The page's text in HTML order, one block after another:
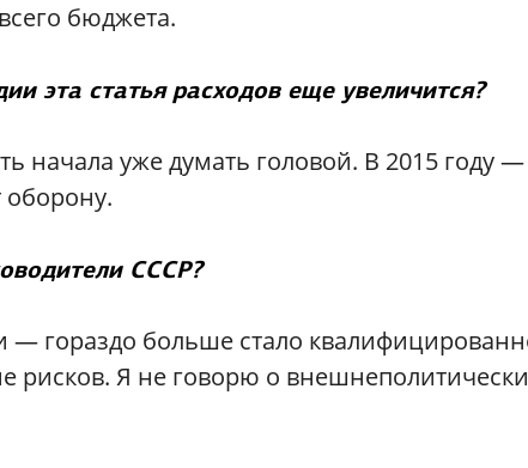
бюджета.
эта статья расходов еще увеличится?
начала уже думать головой. В 2015 году —
оборону.
СССР?
— гораздо больше стало
рисков. Я не говорю о